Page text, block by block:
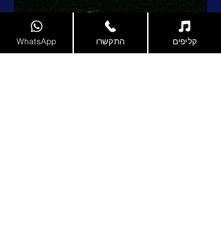
WhatsApp התקשרו קליפים